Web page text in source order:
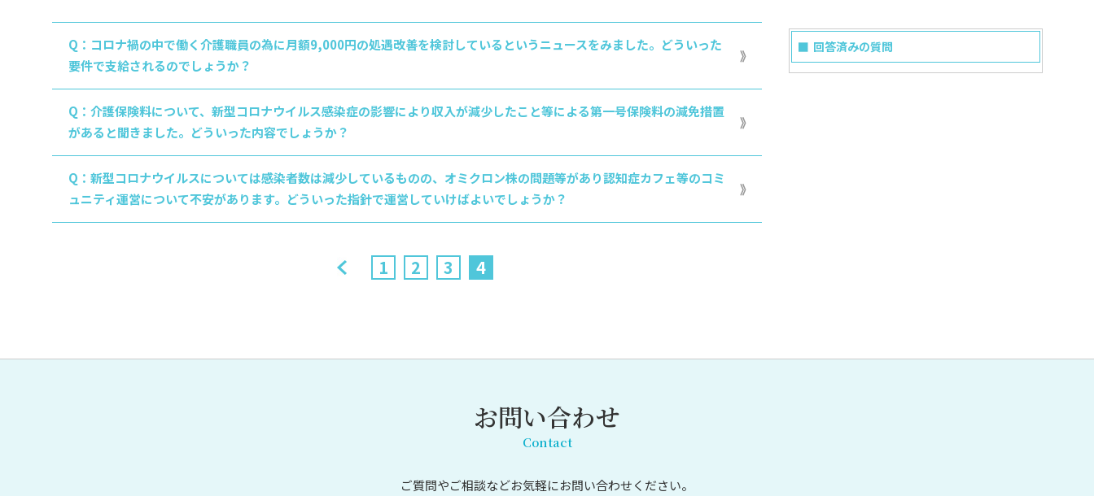
Q：コロナ禍の中で働く介護職員の為に月額9,000円の処遇改善を検討しているというニュースをみました。どういった
要件で支給されるのでしょうか？
Q：介護保険料について、新型コロナウイルス感染症の影響により収入が減少したこと等による第一号保険料の減免措置
があると聞きました。どういった内容でしょうか？
Q：新型コロナウイルスについては感染者数は減少しているものの、オミクロン株の問題等があり認知症カフェ等のコミ
ュニティ運営について不安があります。どういった指針で運営していけばよいでしょうか？
1 2 3 4
回答済みの質問
お問い合わせ
Contact
ご質問やご相談などお気軽にお問い合わせください。